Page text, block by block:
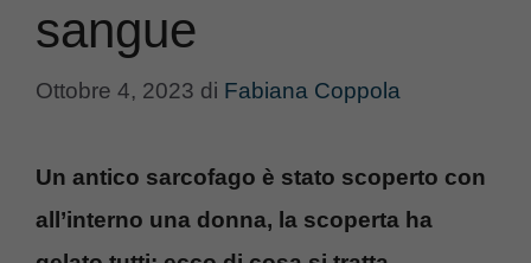
sangue
Ottobre 4, 2023 di Fabiana Coppola
Un antico sarcofago è stato scoperto con
all’interno una donna, la scoperta ha